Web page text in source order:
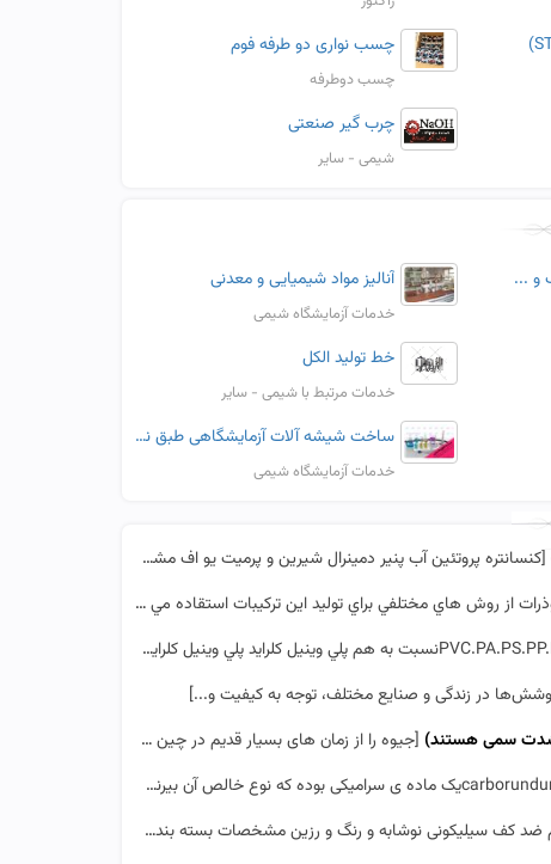
چسب نواری دو طرفه فوم
چسب دوطرفه
چرب گیر صنعتی
شیمی - سایر
و ... آنالیز مواد شیمیایی و معدنی
خدمات آزمایشگاه شیمی
خط تولید الکل
خدمات مرتبط با شیمی - سایر
ساخت شیشه آلات آزمایشگاهی طبق نقشه درخواستی
خدمات آزمایشگاه شیمی
[کنسانتره پروتئین آب پنیر دمینرال شیرین و پرمیت یو اف مشخصات بسته بندی: نوع بسته بندی ...]
از روش هاي مختلفي براي توليد اين تركيبات استقاده مي كنند...]
در زندگی و صنایع مختلف، توجه به کیفیت و...]
شدت سمی هستند) [جیوه را از زمان های بسیار قدیم در چین و هند می شناختند و آن را در گورهای مصریان که 3500 سال پیش س...]
کف سیلیکونی نوشابه و رنگ و رزین مشخصات بسته بندی: نوع بسته بندی وزن ...]